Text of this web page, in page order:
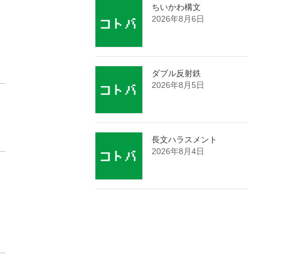
ちいかわ構文
2026年8月6日
ダブル反射鉄
2026年8月5日
長文ハラスメント
2026年8月4日